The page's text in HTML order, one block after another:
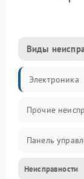
Виды
Электроника
Прочие
Панель
Дверца и
Неисправности